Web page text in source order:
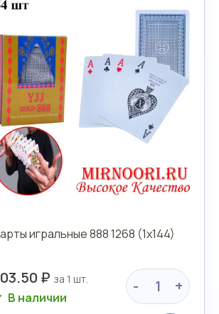
игральные 888 1268 (1х144)
₽ - +
В наличии